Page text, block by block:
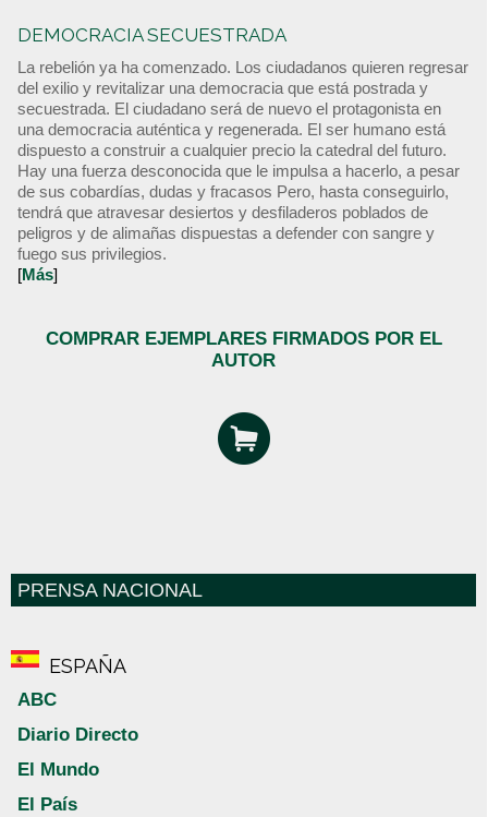
DEMOCRACIA SECUESTRADA
La rebelión ya ha comenzado. Los ciudadanos quieren regresar
del exilio y revitalizar una democracia que está postrada y
secuestrada. El ciudadano será de nuevo el protagonista en
una democracia auténtica y regenerada. El ser humano está
dispuesto a construir a cualquier precio la catedral del futuro.
Hay una fuerza desconocida que le impulsa a hacerlo, a pesar
de sus cobardías, dudas y fracasos Pero, hasta conseguirlo,
tendrá que atravesar desiertos y desfiladeros poblados de
peligros y de alimañas dispuestas a defender con sangre y
fuego sus privilegios.
[Más]
COMPRAR EJEMPLARES FIRMADOS POR EL
AUTOR
PRENSA NACIONAL
ESPAÑA
ABC
Diario Directo
El Mundo
El País